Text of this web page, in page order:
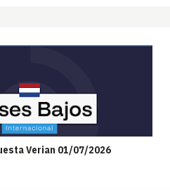
Verian 01/07/2026